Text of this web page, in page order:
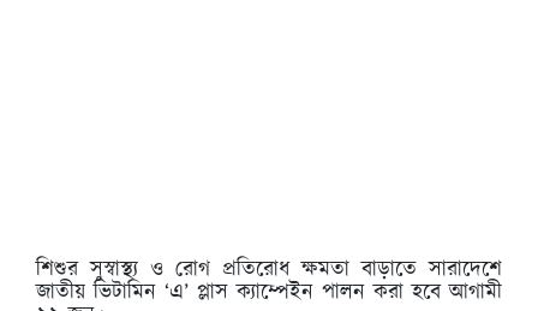
শিশুর সুস্বাস্থ্য ও রোগ প্রতিরোধ ক্ষমতা বাড়াতে সারাদেশে
জাতীয় ভিটামিন ‘এ’ প্লাস ক্যাম্পেইন পালন করা হবে আগামী